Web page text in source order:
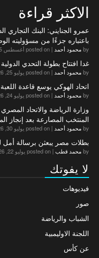
الاكثر قراءة
عمرو الجنايني: البنك التجاري
باعتباره جزءًا من مسؤوليته
by محمود أحمد | posted on أغسطس 5, 2026
غدا افتتاح بطولة التحدي الدولية
by محمود أحمد | posted on يوليو 25, 2026
اتحاد الهوكي يوسع قاعدة
by محمود أحمد | posted on يوليو 24, 2026
وزارة الرياضة والاتحاد
المنتخب المصارعة بعد إنجاز
by محمود أحمد | posted on يوليو 30, 2026
بطلات مصر يبعثن برسالة أمل
by محمد قطب | posted on يوليو 22, 2026
لا يفوتك
فيديوهات
صور
الشباب والرياضة
اللجنة الاوليمبية
عن كأس